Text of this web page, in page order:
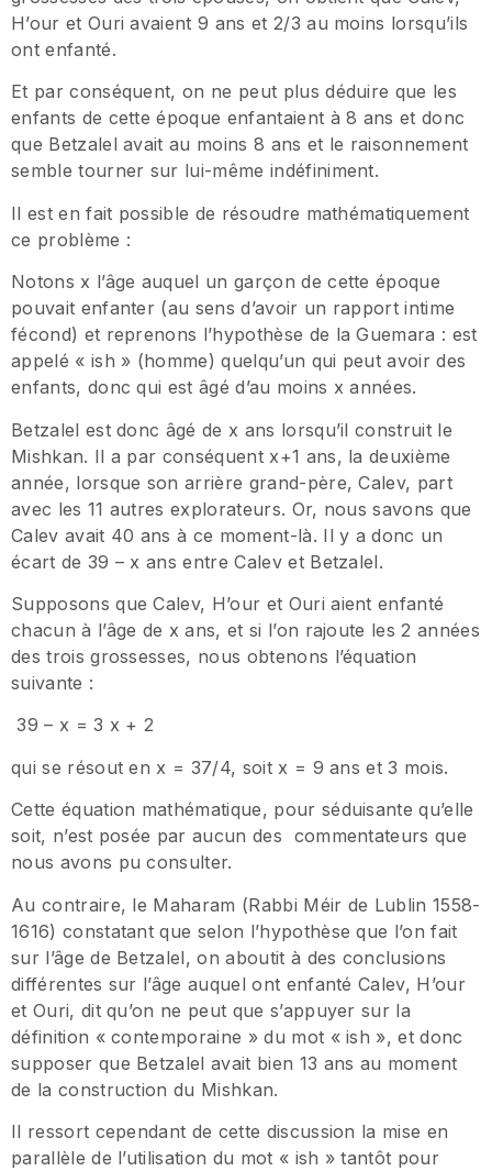
H’our et Ouri avaient 9 ans et 2/3 au moins lorsqu’ils
ont enfanté.
Et par conséquent, on ne peut plus déduire que les
enfants de cette époque enfantaient à 8 ans et donc
que Betzalel avait au moins 8 ans et le raisonnement
semble tourner sur lui-même indéfiniment.
Il est en fait possible de résoudre mathématiquement
ce problème :
Notons x l’âge auquel un garçon de cette époque
pouvait enfanter (au sens d’avoir un rapport intime
fécond) et reprenons l’hypothèse de la Guemara : est
appelé « ish » (homme) quelqu’un qui peut avoir des
enfants, donc qui est âgé d’au moins x années.
Betzalel est donc âgé de x ans lorsqu’il construit le
Mishkan. Il a par conséquent x+1 ans, la deuxième
année, lorsque son arrière grand-père, Calev, part
avec les 11 autres explorateurs. Or, nous savons que
Calev avait 40 ans à ce moment-là. Il y a donc un
écart de 39 – x ans entre Calev et Betzalel.
Supposons que Calev, H’our et Ouri aient enfanté
chacun à l’âge de x ans, et si l’on rajoute les 2 années
des trois grossesses, nous obtenons l’équation
suivante :
39 – x = 3 x + 2
qui se résout en x = 37/4, soit x = 9 ans et 3 mois.
Cette équation mathématique, pour séduisante qu’elle
soit, n’est posée par aucun des commentateurs que
nous avons pu consulter.
Au contraire, le Maharam (Rabbi Méir de Lublin 1558-
1616) constatant que selon l’hypothèse que l’on fait
sur l’âge de Betzalel, on aboutit à des conclusions
différentes sur l’âge auquel ont enfanté Calev, H’our
et Ouri, dit qu’on ne peut que s’appuyer sur la
définition « contemporaine » du mot « ish », et donc
supposer que Betzalel avait bien 13 ans au moment
de la construction du Mishkan.
Il ressort cependant de cette discussion la mise en
parallèle de l’utilisation du mot « ish » tantôt pour